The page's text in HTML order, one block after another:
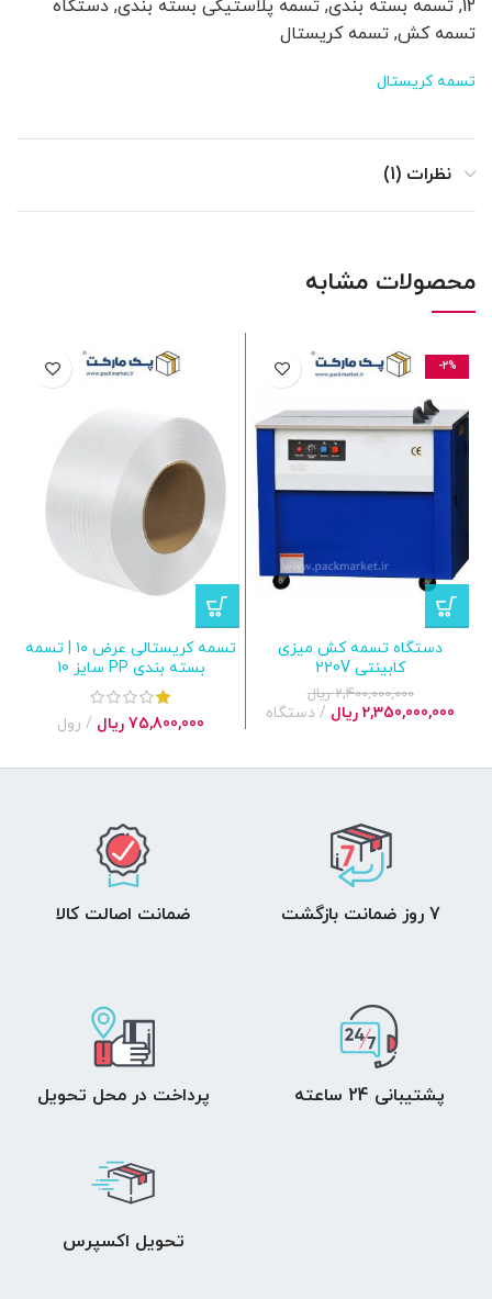
تسمه کریستال
نظرات (1)
محصولات مشابه
-2%
دستگاه تسمه کش میزی
کابینتی 220V
2,400,000,000 ریال
قیمت
بود.
2,350,000,000 ریال قیمت
دستگاه
تسمه کریستالی عرض ۱۰ | تسمه
بسته بندی PP سایز 10
75,800,000 ریال رول
ضمانت اصالت کالا 7 روز ضمانت بازگشت
پرداخت در محل تحویل پشتیبانی 24 ساعته
تحویل اکسپرس